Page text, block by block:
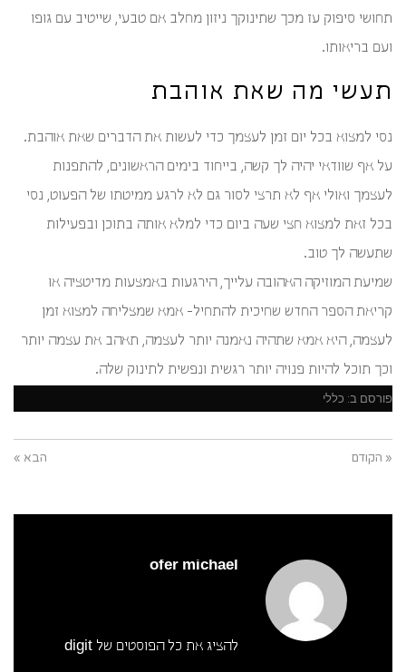
תחושי סיפוק עז מכך שתינוקך ניזון מחלב אם טבעי, שייטיב עם גופו
ועם בריאותו.
תעשי מה שאת אוהבת
נסי למצוא בכל יום זמן לעצמך כדי לעשות את הדברים שאת אוהבת.
על אף שוודאי יהיה לך קשה, בייחוד בימים הראשונים, להתפנות
לעצמך ואולי אף לא תרצי לסור גם לא לרגע ממיטתו של הפעוט, נסי
בכל זאת למצוא חצי שעה ביום כדי למלא אותה בתוכן ובפעילות
שתעשה לך טוב.
שמיעת המוזיקה האהובה עלייך, הירגעות באמצעות מדיטציה או
קריאת הספר החדש שחיכית להתחיל- אמא שמצליחה למצוא זמן
לעצמה, היא אמא שתהיה נאמנה יותר לעצמה, תאהב את עצמה יותר
וכך תוכל להיות פנויה יותר רגשית ונפשית לתינוק שלה.
פורסם ב: כללי
« הקודם הבא »
ofer michael
להציג את כל הפוסטים של digit